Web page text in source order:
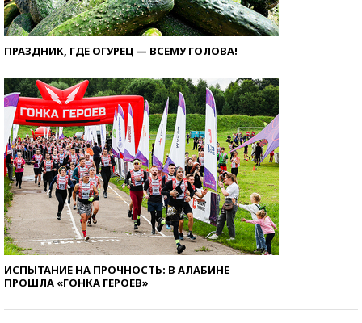
ПРАЗДНИК, ГДЕ ОГУРЕЦ — ВСЕМУ ГОЛОВА!
ИСПЫТАНИЕ НА ПРОЧНОСТЬ: В АЛАБИНЕ
ПРОШЛА «ГОНКА ГЕРОЕВ»